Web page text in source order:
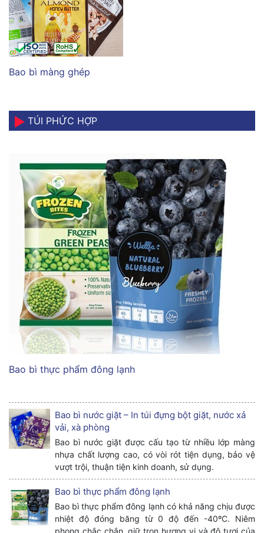
Bao bì màng ghép
TÚI PHỨC HỢP
Bao bì thực phẩm đông lạnh
Bao bì nước giặt – In túi đựng bột giặt, nước xả
vải, xà phòng
Bao bì nước giặt được cấu tạo từ nhiều lớp màng
nhựa chất lượng cao, có vòi rót tiện dụng, bảo vệ
vượt trội, thuận tiện kinh doanh, sử dụng.
Bao bì thực phẩm đông lạnh
Bao bì thực phẩm đông lạnh có khả năng chịu được
nhiệt độ đóng băng từ 0 độ đến -40ºC. Niêm
phong chắc chắn, giữ trọn hương vị và độ tươi của